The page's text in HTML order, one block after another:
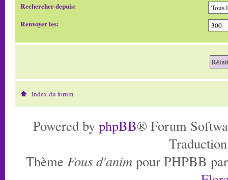
Rechercher depuis:
Renvoyer les:
Index du forum
Powered by phpBB® Forum
Thème Fous d'anim pour PHPBB